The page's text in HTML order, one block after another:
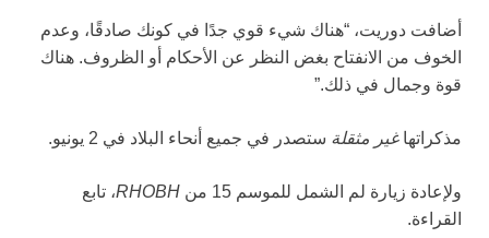
أضافت دوريت، “هناك شيء قوي جدًا في كونك صادقًا، وعدم
الخوف من الانفتاح بغض النظر عن الأحكام أو الظروف. هناك
قوة وجمال في ذلك.”
مذكراتهاغير مثقلة ستصدر في جميع أنحاء البلاد في 2 يونيو.
ولإعادة زيارة لم الشمل للموسم 15 من RHOBH، تابع
القراءة.